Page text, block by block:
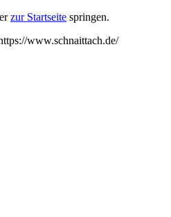
zur Startseite springen.
www.schnaittach.de/